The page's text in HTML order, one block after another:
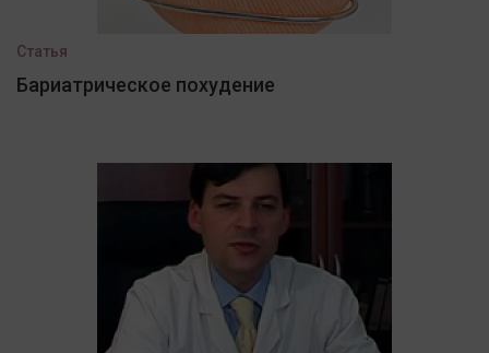
Статья
Бариатрическое похудение